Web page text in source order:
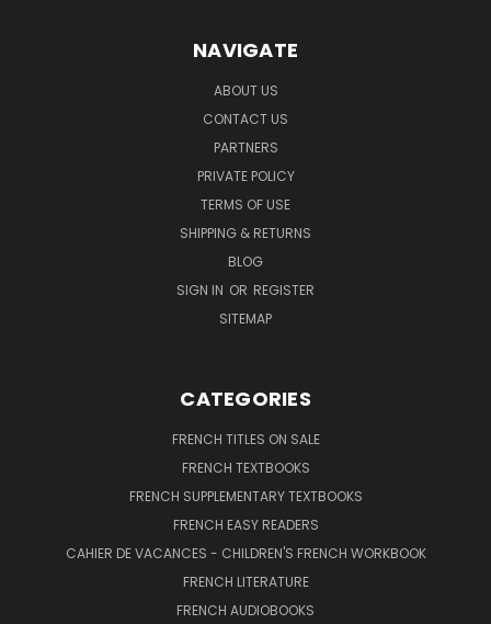
NAVIGATE
ABOUT US
CONTACT US
PARTNERS
PRIVATE POLICY
TERMS OF USE
SHIPPING & RETURNS
BLOG
SIGN IN OR REGISTER
SITEMAP
CATEGORIES
FRENCH TITLES ON SALE
FRENCH TEXTBOOKS
FRENCH SUPPLEMENTARY TEXTBOOKS
FRENCH EASY READERS
CAHIER DE VACANCES - CHILDREN'S FRENCH WORKBOOK
FRENCH LITERATURE
FRENCH AUDIOBOOKS